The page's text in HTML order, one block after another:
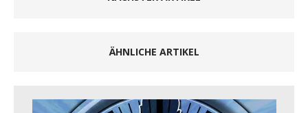
ÄHNLICHE ARTIKEL